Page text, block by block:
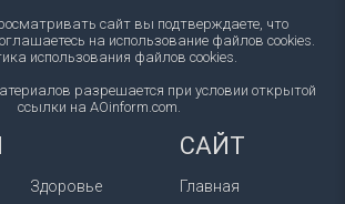
сайт вы подтверждаете, что
на использование файлов cookies.
использования файлов cookies.
разрешается при условии открытой
ссылки на AOinform.com.
Здоровье
САЙТ
Главная